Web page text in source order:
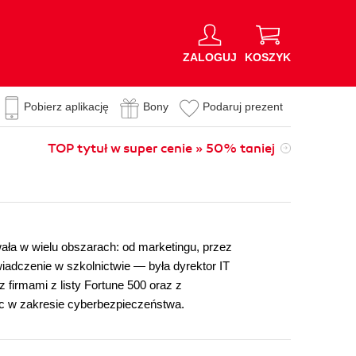
ZALOGUJ KOSZYK
Pobierz aplikację Bony Podaruj prezent
TOP tytuł w super cenie » 50% taniej
w wielu obszarach: od marketingu, przez
w szkolnictwie — była dyrektor IT
firmami z listy Fortune 500 oraz z
w zakresie cyberbezpieczeństwa.